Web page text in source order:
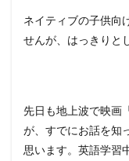
ネイティブの子供向
せんが、はっきりと
先日も地上波で映画
が、すでにお話を知
思います。英語学習